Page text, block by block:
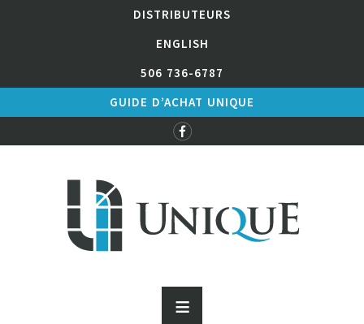
DISTRIBUTEURS
ENGLISH
506 736-6787
GUIDE D’ACHAT UNIQUE
≡